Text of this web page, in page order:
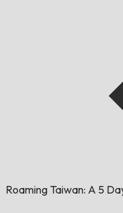
Roaming Taiwan: A 5